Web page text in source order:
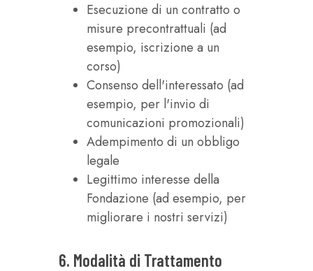
Esecuzione di un contratto o
misure precontrattuali (ad
esempio, iscrizione a un
corso)
Consenso dell'interessato (ad
esempio, per l'invio di
comunicazioni promozionali)
Adempimento di un obbligo
legale
Legittimo interesse della
Fondazione (ad esempio, per
migliorare i nostri servizi)
6. Modalità di Trattamento